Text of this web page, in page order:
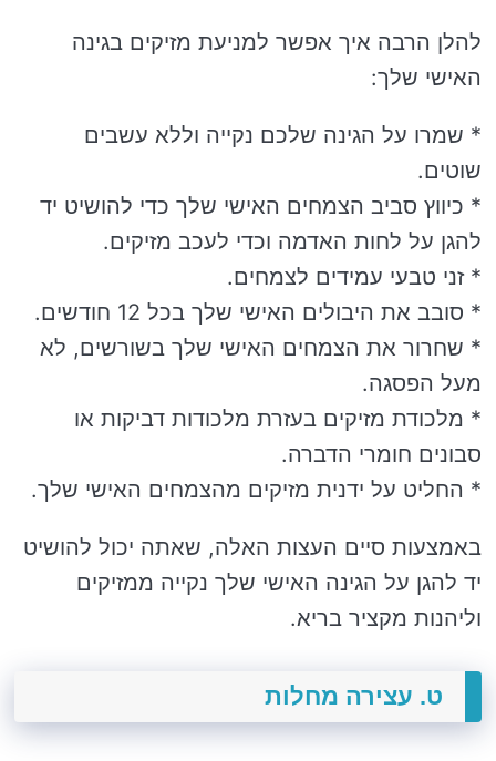
להלן הרבה איך אפשר למניעת מזיקים בגינה
האישי שלך:
* שמרו על הגינה שלכם נקייה וללא עשבים
שוטים.
* כיווץ סביב הצמחים האישי שלך כדי להושיט יד
להגן על לחות האדמה וכדי לעכב מזיקים.
* זני טבעי עמידים לצמחים.
* סובב את היבולים האישי שלך בכל 12 חודשים.
* שחרור את הצמחים האישי שלך בשורשים, לא
מעל הפסגה.
* מלכודת מזיקים בעזרת מלכודות דביקות או
סבונים חומרי הדברה.
* החליט על ידנית מזיקים מהצמחים האישי שלך.
באמצעות סיים העצות האלה, שאתה יכול להושיט
יד להגן על הגינה האישי שלך נקייה ממזיקים
וליהנות מקציר בריא.
ט. עצירה מחלות